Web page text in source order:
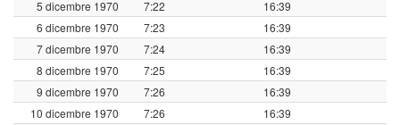
5 dicembre 1970 7:22
16:39
6 dicembre 1970
7:23
16:39
7 dicembre 1970
7:24
16:39
8 dicembre 1970
7:25
16:39
9 dicembre 1970
7:26
16:39
10 dicembre 1970
7:26
16:39